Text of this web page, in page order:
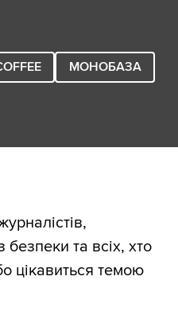
МОНОБАЗА
безпеки та всіх, хто
цікавиться темою